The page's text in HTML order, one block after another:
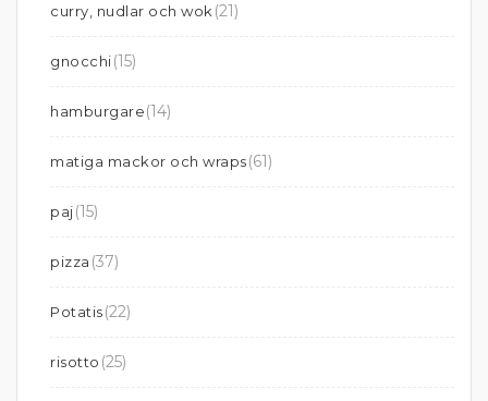
curry, nudlar och wok (21)
gnocchi(15)
hamburgare(14)
matiga mackor och wraps(61)
paj(15)
pizza (37)
Potatis(22)
risotto (25)